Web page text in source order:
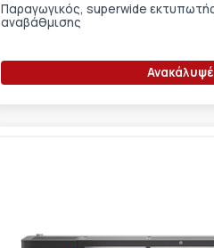
Παραγωγικός, superwide
αναβάθμισης